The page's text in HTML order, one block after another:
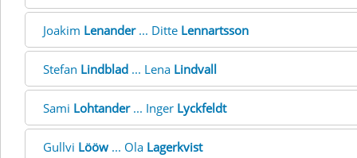
Joakim Lenander... Ditte Lennartsson
Stefan Lindblad ... Lena Lindvall
Sami Lohtander... Inger Lyckfeldt
Gullvi Lööw ... Ola Lagerkvist